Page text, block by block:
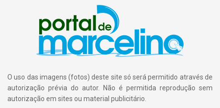
O uso das imagens (fotos) deste site só será permitido através de
autorização prévia do autor. Não é permitida reprodução sem
autorização em sites ou material publicitário.